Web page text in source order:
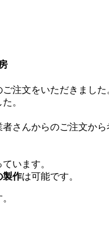
ご注文をいただきました
。
さんからのご注文か
います。
製作は可能です。